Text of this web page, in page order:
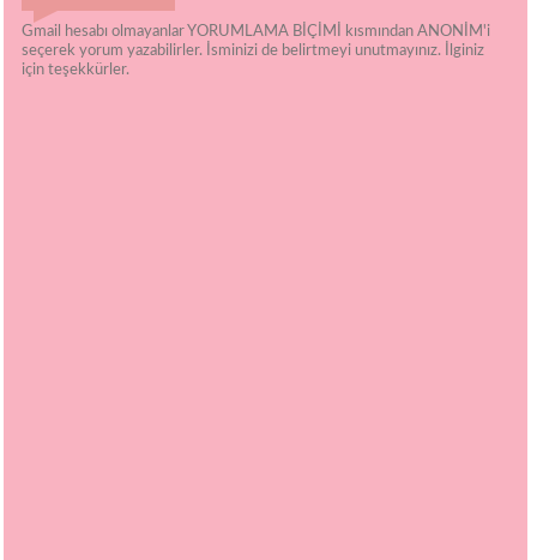
Gmail hesabı olmayanlar YORUMLAMA BİÇİMİ kısmından ANONİM'i
seçerek yorum yazabilirler. İsminizi de belirtmeyi unutmayınız. İlginiz
için teşekkürler.